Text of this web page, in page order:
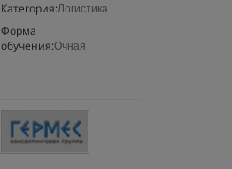
Категория:Логистика
Форма
обучения:Очная